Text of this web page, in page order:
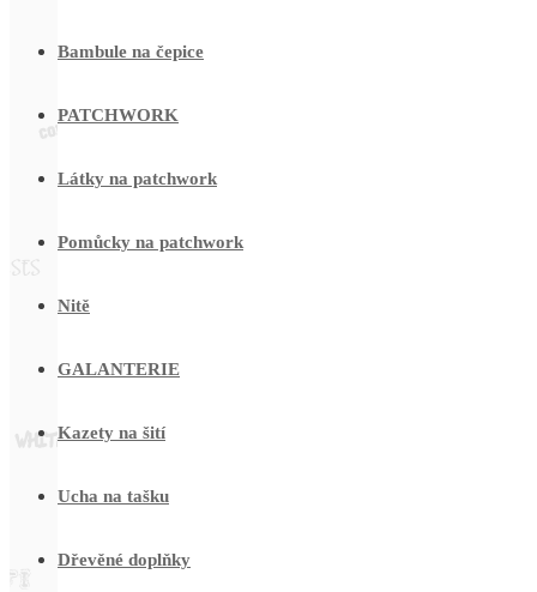
Bambule na čepice
PATCHWORK
Látky na patchwork
Pomůcky na patchwork
Nitě
GALANTERIE
Kazety na šití
Ucha na tašku
Dřevěné doplňky